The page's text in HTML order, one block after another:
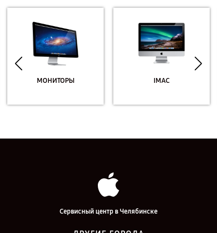
МОНИТОРЫ IMAC
Сервисный центр в Челябинске